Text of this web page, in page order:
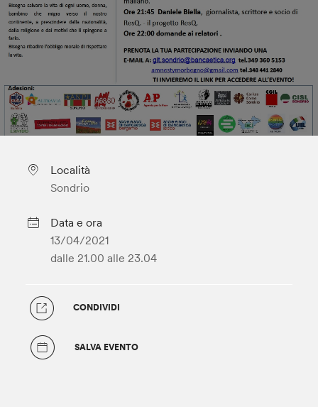
Località
Sondrio
Data e ora
13/04/2021
dalle 21.00 alle 23.04
CONDIVIDI
SALVA EVENTO